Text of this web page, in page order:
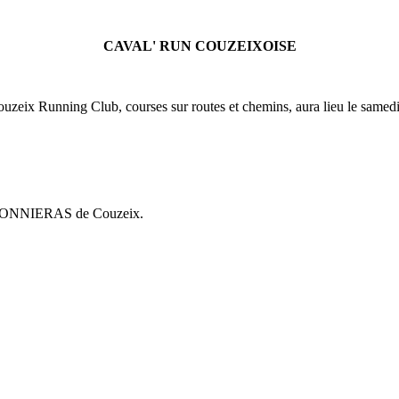
CAVAL' RUN COUZEIXOISE
Running Club, courses sur routes et chemins, aura lieu le
de Couzeix.